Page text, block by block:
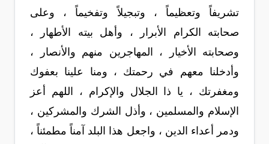
تشريفاً وتعظيماً ، وتبجيلاً وتفخيماً ، وعلى
صحابته الكرام الأبرار ، وأهل بيته الأطهار ،
وصحابته الأخيار ، المهاجرين منهم والأنصار ،
وأدخلنا معهم في رحمتك ، ومنا علينا بعفوك
ومغفرتك ، يا ذا الجلال والإكرام ، اللهم أعز
الإسلام والمسلمين ، وأذل الشرك والمشركين ،
ودمر أعداء الدين ، واجعل هذا البلد آمناً مطمئناً ،